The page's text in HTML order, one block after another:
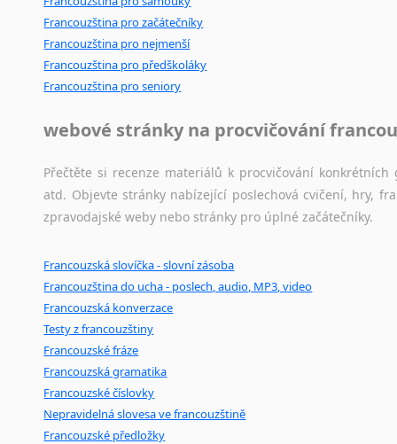
Francouzština pro začátečníky
Francouzština pro nejmenší
Francouzština pro předškoláky
Francouzština pro seniory
webové stránky na procvičování
Přečtěte si recenze materiálů k procvičování
atd. Objevte stránky nabízející poslechová cvičení, hry,
zpravodajské weby nebo stránky pro úplné začátečníky.
Francouzská slovíčka - slovní zásoba
Francouzština do ucha - poslech, audio, MP3, video
Francouzská konverzace
Testy z francouzštiny
Francouzské fráze
Francouzská gramatika
Francouzské číslovky
Nepravidelná slovesa ve francouzštině
Francouzské předložky